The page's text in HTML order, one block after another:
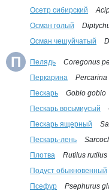
Осетр сибирский
Осман голый
Осман чешуйчатый
П Пелядь
Coregonus
Перкарина
Percarina
Пескарь
Gobio gobio
Пескарь восьмиусый
Пескарь ящерный
Пескарь-лень
Плотва
Rutilus rutilus
Подуст обыкновенный
Псефур
Psephurus